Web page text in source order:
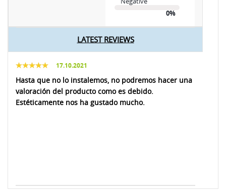
0%
LATEST REVIEWS
17.10.2021
Hasta que no lo instalemos, no podremos hacer una
valoración del producto como es debido.
Estéticamente nos ha gustado mucho.